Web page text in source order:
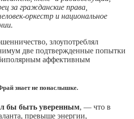
за гражданские права,
оркестр и национальное
злоупотреблял
две подтвержденные попытки
аффективным
знает не понаслышке.
бы быть уверенным, — что в
превыше энергии,